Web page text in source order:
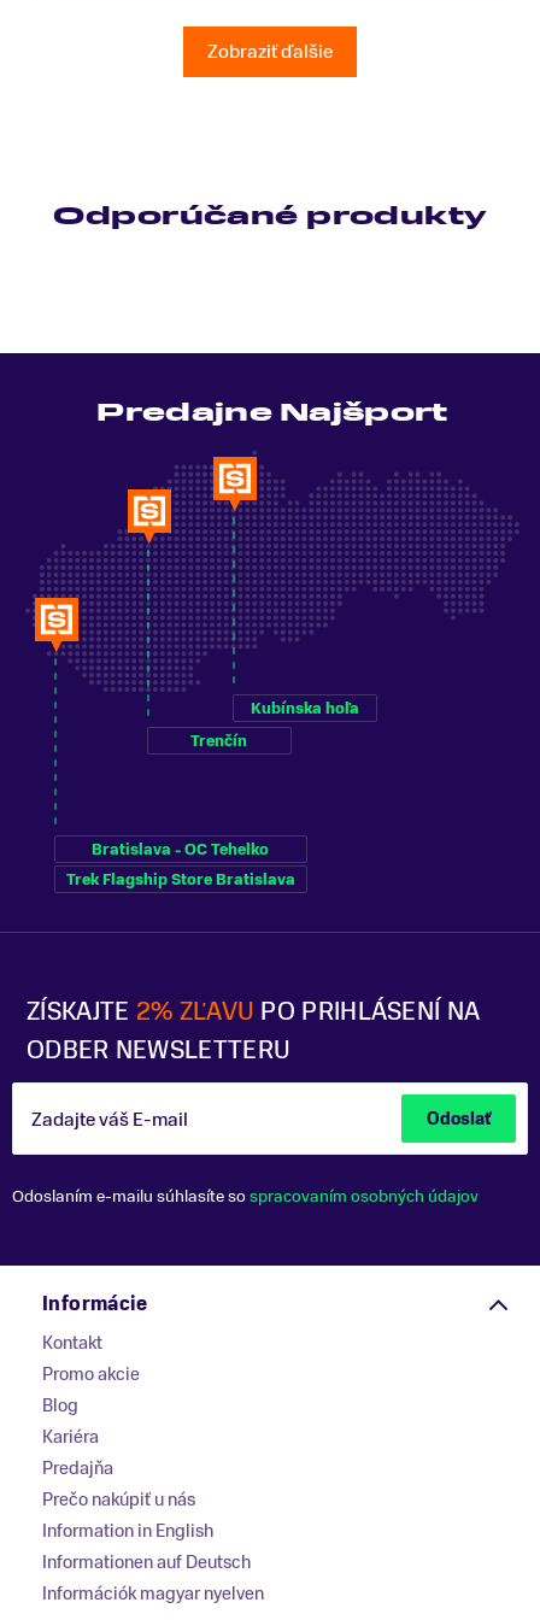
Ešte raz ďakujem.Zobraziť ďalšie
Odporúčané produkty
ZÍSKAJTE 2% ZĽAVU PO PRIHLÁSENÍ NA
ODBER NEWSLETTERU
Zadajte váš E-mail Odoslať
Odoslaním e-mailu súhlasíte sospracovaním osobných údajov
Predajne Najšport
Bratislava - OC Tehelko
Trek Flagship Store Bratislava
Trenčín
Kubínska hoľa
Informácie
Kontakt
Promo akcie
Blog
Kariéra
Predajňa
Prečo nakúpiť u nás
Information in English
Informationen auf Deutsch
Információk magyar nyelven